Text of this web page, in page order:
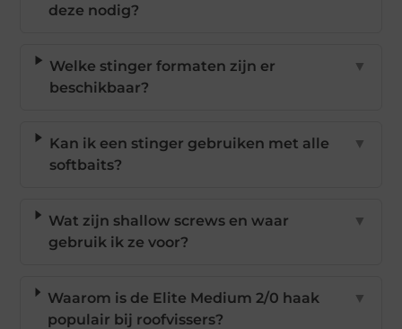
deze nodig?
Welke stinger formaten zijn er
beschikbaar?
▼
Kan ik een stinger gebruiken met alle
softbaits?
▼
Wat zijn shallow screws en waar
gebruik ik ze voor?
▼
Waarom is de Elite Medium 2/0 haak
populair bij roofvissers?
▼